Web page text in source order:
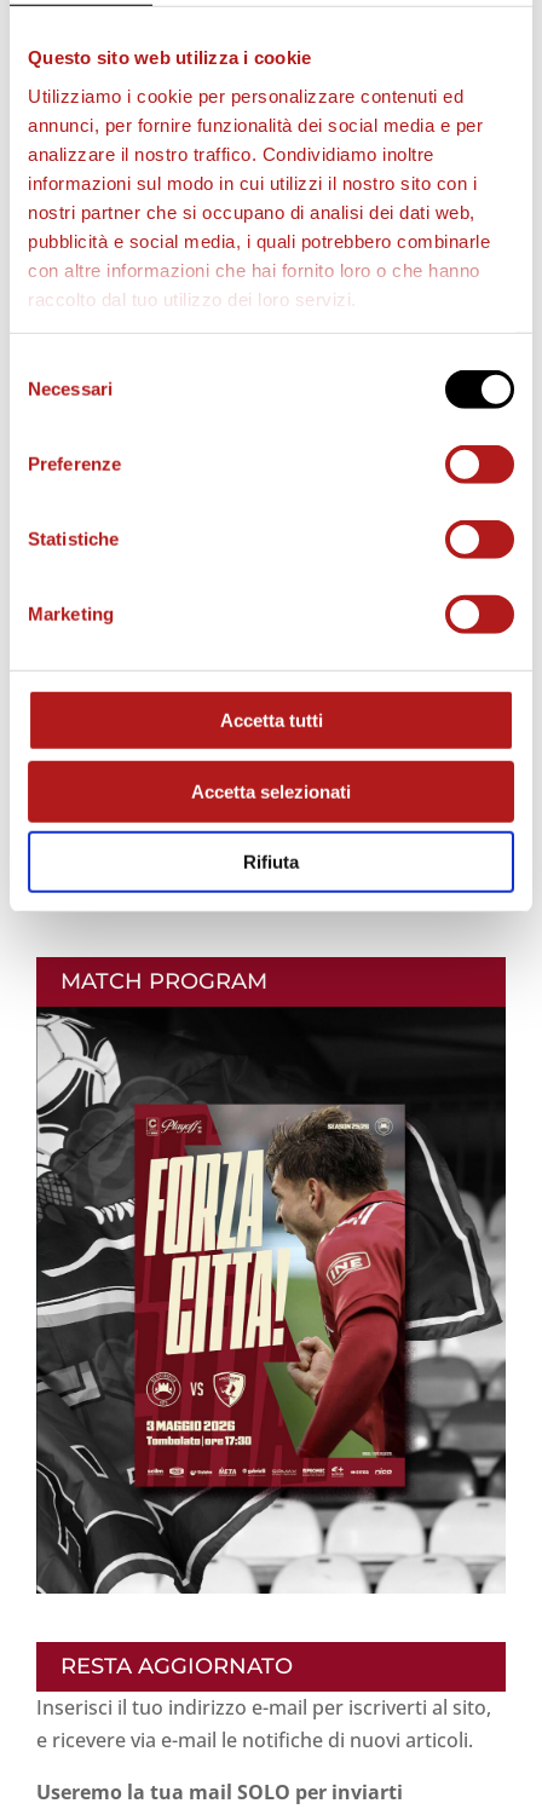
Questo sito web utilizza i cookie
Utilizziamo i cookie per personalizzare contenuti ed
annunci, per fornire funzionalità dei social media e per
analizzare il nostro traffico. Condividiamo inoltre
informazioni sul modo in cui utilizzi il nostro sito con i
nostri partner che si occupano di analisi dei dati web,
pubblicità e social media, i quali potrebbero combinarle
con altre informazioni che hai fornito loro o che hanno
raccolto dal tuo utilizzo dei loro servizi.
delNecessari
Preferenze
Statistiche
Marketing
Accetta tutti
Accetta selezionati
Rifiuta
BIGLIETTI
MATCH PROGRAM
RESTA AGGIORNATO
Inserisci il tuo indirizzo e-mail per iscriverti al sito,
e ricevere via e-mail le notifiche di nuovi articoli.
Useremo la tua mail SOLO per inviarti